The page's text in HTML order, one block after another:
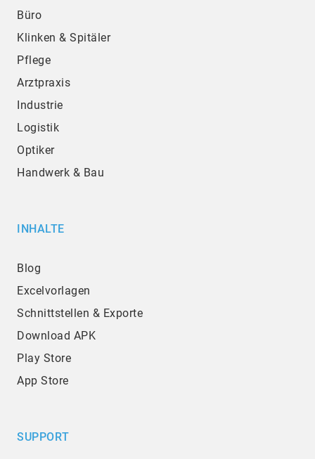
Büro
Klinken & Spitäler
Pflege
Arztpraxis
Industrie
Logistik
Optiker
Handwerk & Bau
INHALTE
Blog
Excelvorlagen
Schnittstellen & Exporte
Download APK
Play Store
App Store
SUPPORT